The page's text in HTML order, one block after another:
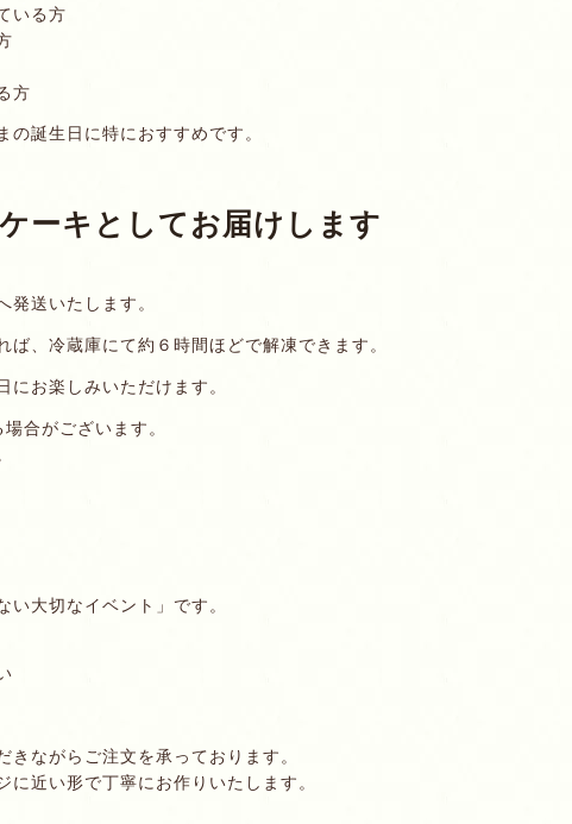
いる方
方
誕生日に特におすすめです。
ーキとしてお届けします
送いたします。
、冷蔵庫にて約６時間ほどで解凍できます。
お楽しみいただけます。
合がございます。
大切なイベント」です。
ながらご注文を承っております。
近い形で丁寧にお作りいたします。